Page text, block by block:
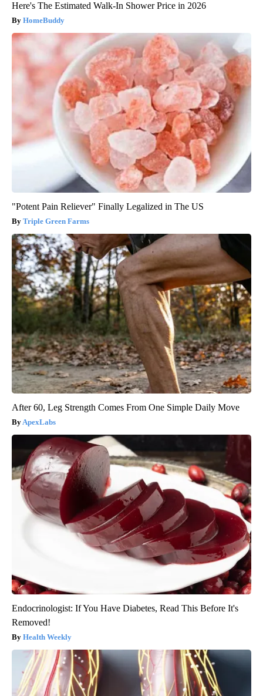
Here's The Estimated Walk-In Shower Price in 2026
HomeBuddy
"Potent Pain Reliever" Finally Legalized in The US
Triple Green Farms
After 60, Leg Strength Comes From One Simple Daily Move
ApexLabs
Endocrinologist: If You Have Diabetes, Read This Before It's
Removed!
Health Weekly